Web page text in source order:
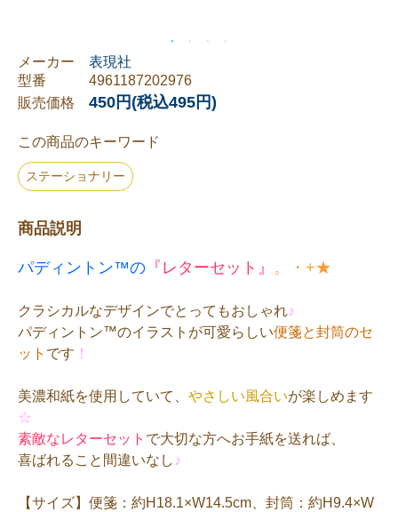
メーカー 表現社
型番
4961187202976
販売価格 450円(税込495円)
この商品のキーワード
ステーショナリー
商品説明
パディントン™の 『レターセット』 。・+★
クラシカルなデザインでとってもおしゃれ♪
パディントン™のイラストが可愛らしい便箋と封筒のセ
ット です ！
美濃和紙を使用していて、 やさしい風合いが楽しめます
☆
素敵なレターセット で大切な方へお手紙を送れば、
喜ばれること間違いなし ♪
【サイズ】便箋：約H18.1×W14.5cm、封筒：約H9.4×W